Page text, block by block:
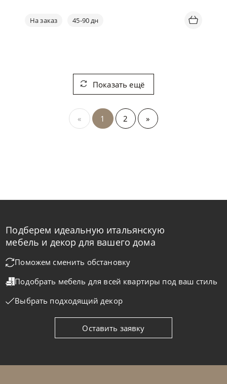
На заказ 45-90 дн
Показать ещё
« 1 2 »
Подберем идеальную итальянскую
мебель и декор для вашего дома
Поможем сменить обстановку
Подобрать мебель для всей квартиры под ваш стиль
Выбрать подходящий декор
Оставить заявку